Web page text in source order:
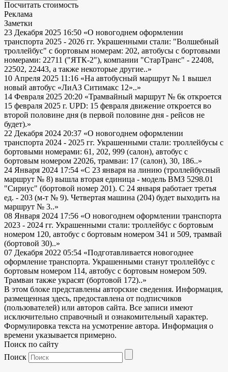
Посчитать стоимость
Реклама
Заметки
23 Декабря 2025 16:50 «О новогоднем оформлении
транспорта 2025 - 2026 гг. Украшенными стали: "Волшебный
троллейбус" с бортовым номерам: 202, автобусы с бортовыми
номерами: 22711 ("ЯТК-2"), компании "СтарТранс" - 22408,
22502, 22443, а также некоторые другие..»
10 Апреля 2025 11:16 «На автобусный маршрут № 1 вышел
новый автобус «ЛиАЗ Ситимакс 12»..»
14 Февраля 2025 20:20 «Трамвайный маршрут № 6к откроется
15 февраля 2025 г. UPD: 15 февраля движение откроется во
второй половине дня (в первой половине дня - рейсов не
будет).»
22 Декабря 2024 20:37 «О новогоднем оформлении
транспорта 2024 - 2025 гг. Украшенными стали: троллейбусы с
бортовыми номерами: 61, 202, 999 (салон), автобус с
бортовым номером 22026, трамваи: 17 (салон), 30, 186..»
24 Января 2024 17:54 «С 23 января на линию (троллейбусный
маршрут № 8) вышла вторая единица - модель ВМЗ 5298.01
"Сириус" (бортовой номер 201). С 24 января работает третья
ед. - 203 (м-т № 9). Четвертая машина (204) будет выходить на
маршрут № 3..»
08 Января 2024 17:56 «О новогоднем оформлении транспорта
2023 - 2024 гг. Украшенными стали: троллейбус с бортовым
номером 120, автобус с бортовым номером 341 и 509, трамвай
(бортовой 30)..»
07 Декабря 2022 05:54 «Подготавливается новогоднее
оформление транспорта. Украшенными станут троллейбус с
бортовым номером 114, автобус с бортовым номером 509.
Трамваи также украсят (бортовой 172)..»
В этом блоке представлены авторские сведения. Информация,
размещенная здесь, предоставлена от подписчиков
(пользователей) или авторов сайта. Все записи имеют
исключительно справочный и ознакомительный характер.
Формулировка текста на усмотрение автора. Информация о
времени указывается примерно.
Поиск по сайту
Поиск